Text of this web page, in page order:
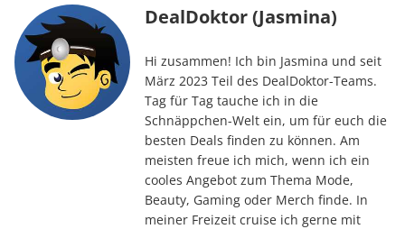
DealDoktor (Jasmina)
Hi zusammen! Ich bin Jasmina und seit
März 2023 Teil des DealDoktor-Teams.
Tag für Tag tauche ich in die
Schnäppchen-Welt ein, um für euch die
besten Deals finden zu können. Am
meisten freue ich mich, wenn ich ein
cooles Angebot zum Thema Mode,
Beauty, Gaming oder Merch finde. In
meiner Freizeit cruise ich gerne mit